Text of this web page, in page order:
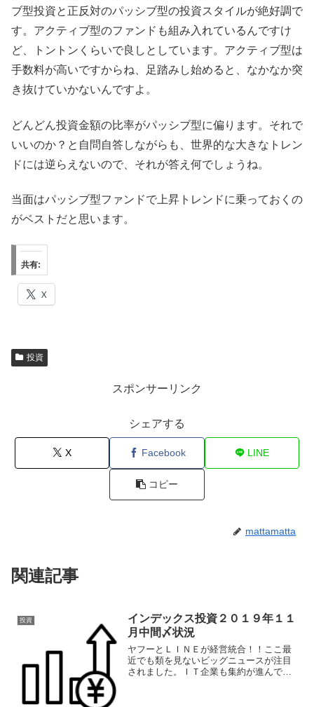
ブ型投資と正反対のパッシブ型の投資スタイルが絶好調で
す。アクティブ型のファンドも組み入れているんですけ
ど、トントンくらいで良しとしています。アクティブ型は
手数料が高いですからね、足踏みし始めると、なかなか突
き抜けていかないんですよ。
どんどん投資金額の比率がパッシブ型に偏ります。それで
いいのか？と自問自答しながらも、世界的な大きなトレン
ドには逆らえないので、それが答え何でしょうね。
当面はパッシブ型ファンドで上昇トレンドに乗っておくの
がベストだと思います。
共有:
X
投資
スポンサーリンク
シェアする
X Facebook LINE
コピー
mattamatta
関連記事
投資
インデックス投資２０１９年１１
月中間〆状況
ヤフーとＬＩＮＥが経営統合！！ここ最
近でも類を見ないビッグニュースが注目
されました。ＩＴ企業も集約が進んでい